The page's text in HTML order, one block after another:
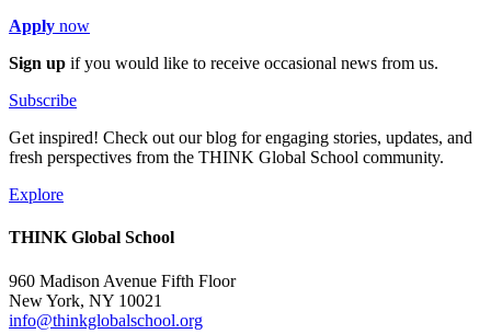
Apply now
Sign up if you would like to receive occasional news from us.
Subscribe
Get inspired! Check out our blog for engaging stories, updates, and
fresh perspectives from the THINK Global School community.
Explore
THINK Global School
960 Madison Avenue Fifth Floor
New York, NY 10021
info@thinkglobalschool.org